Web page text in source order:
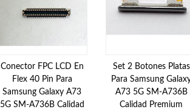
Conector FPC LCD En
Flex 40 Pin Para
Samsung Galaxy A73
5G SM-A736B Calidad
Set 2 Botones Platas
Para Samsung
A73 5G SM-A736B
Calidad Premium